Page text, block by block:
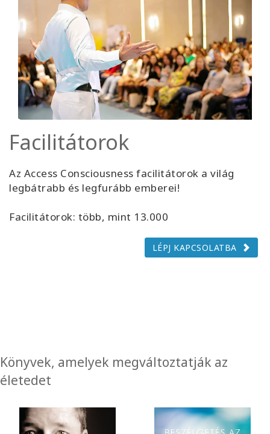
Facilitátorok
Az Access Consciousness facilitátorok a világ
legbátrabb és legfurább emberei!
Facilitátorok: több, mint 13.000
LÉPJ KAPCSOLATBA
Könyvek, amelyek megváltoztatják az
életedet